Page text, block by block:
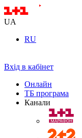
UA
RU
Вхід в кабінет
Онлайн
ТБ програма
Канали